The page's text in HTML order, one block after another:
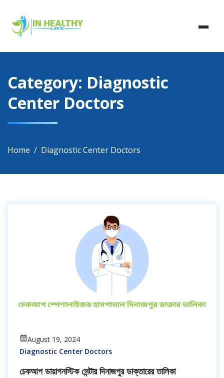
content
In Healthy Life
In Healthy Life, Healthy Life, Health Life, Doctor List,
Doctor Listing
Category: Diagnostic
Center Doctors
Home Diagnostic Center Doctors
August 19, 2024
Diagnostic Center Doctors
চেকআপ ডায়াগনস্টিক সেন্টার দিনাজপুর ডাক্তারের তালিকা